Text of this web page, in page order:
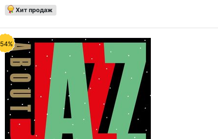
Хит продаж